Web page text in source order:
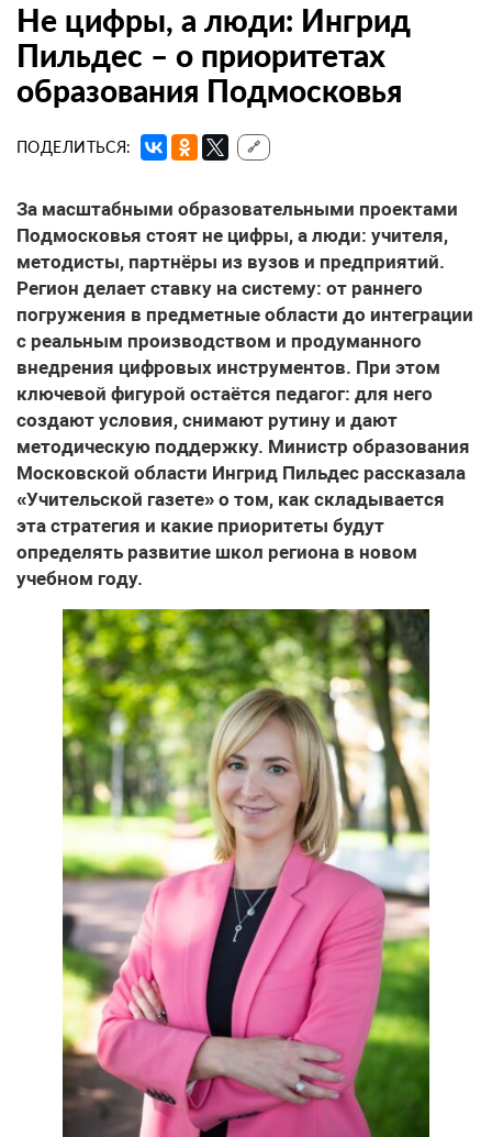
Не цифры, а люди: Ингрид
Пильдес – о приоритетах
образования Подмосковья
ПОДЕЛИТЬСЯ: 🔗
За масштабными образовательными проектами
Подмосковья стоят не цифры, а люди: учителя,
методисты, партнёры из вузов и предприятий.
Регион делает ставку на систему: от раннего
погружения в предметные области до интеграции
с реальным производством и продуманного
внедрения цифровых инструментов. При этом
ключевой фигурой остаётся педагог: для него
создают условия, снимают рутину и дают
методическую поддержку. Министр образования
Московской области Ингрид Пильдес рассказала
«Учительской газете» о том, как складывается
эта стратегия и какие приоритеты будут
определять развитие школ региона в новом
учебном году.